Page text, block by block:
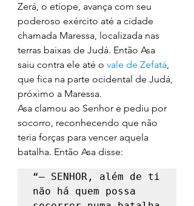
Zerá, o etíope, avança com seu
poderoso exército até a cidade
chamada Maressa, localizada nas
terras baixas de Judá. Então Asa
saiu contra ele até o vale de Zefatá,
que fica na parte ocidental de Judá,
próximo a Maressa.
Asa clamou ao Senhor e pediu por
socorro, reconhecendo que não
teria forças para vencer aquela
batalha. Então Asa disse:
“— SENHOR, além de ti
não há quem possa